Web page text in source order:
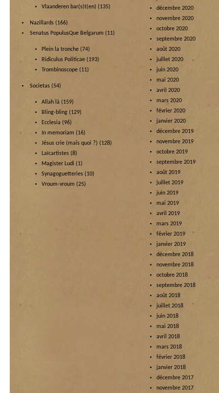
Vlaanderen bar(s)t(en) (135)
Nazillards (166)
Senatus PopulusQue Belgarum (11)
Plein la tronche (74)
Ridiculus Politicae (193)
Trombinoscope (11)
Societas (54)
Allah là (159)
Bling-bling (129)
Ecclesia (96)
In memoriam (16)
Jésus crie (mais quoi ?) (128)
Laïcartistes (8)
Magister Ludi (1)
Synagoguetteries (10)
Vroum-vroum (25)
décembre 2020
novembre 2020
octobre 2020
septembre 2020
août 2020
juillet 2020
juin 2020
mai 2020
avril 2020
mars 2020
février 2020
janvier 2020
décembre 2019
novembre 2019
octobre 2019
septembre 2019
août 2019
juillet 2019
juin 2019
mai 2019
avril 2019
mars 2019
février 2019
janvier 2019
décembre 2018
novembre 2018
octobre 2018
septembre 2018
août 2018
juillet 2018
juin 2018
mai 2018
avril 2018
mars 2018
février 2018
janvier 2018
décembre 2017
novembre 2017